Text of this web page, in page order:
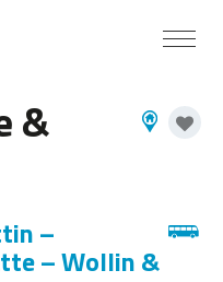
&
–
– Wollin &